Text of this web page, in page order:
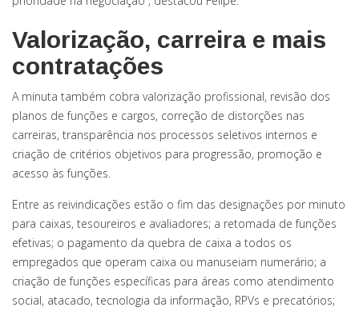
Valorização, carreira e mais
contratações
A minuta também cobra valorização profissional, revisão dos
planos de funções e cargos, correção de distorções nas
carreiras, transparência nos processos seletivos internos e
criação de critérios objetivos para progressão, promoção e
acesso às funções.
Entre as reivindicações estão o fim das designações por minuto
para caixas, tesoureiros e avaliadores; a retomada de funções
efetivas; o pagamento da quebra de caixa a todos os
empregados que operam caixa ou manuseiam numerário; a
criação de funções específicas para áreas como atendimento
social, atacado, tecnologia da informação, RPVs e precatórios;